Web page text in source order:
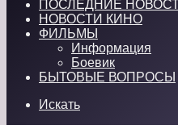
ПОСЛЕДНИЕ
НОВОСТИ КИНО
ФИЛЬМЫ
Информация
Боевик
БЫТОВЫЕ ВОПРОСЫ
Искать